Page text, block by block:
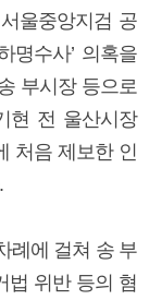
울중앙지검 공
명수사’ 의혹을
부시장 등으로
현 전 울산시장
처음 제보한 인
례에 걸쳐 송 부
법 위반 등의 혐